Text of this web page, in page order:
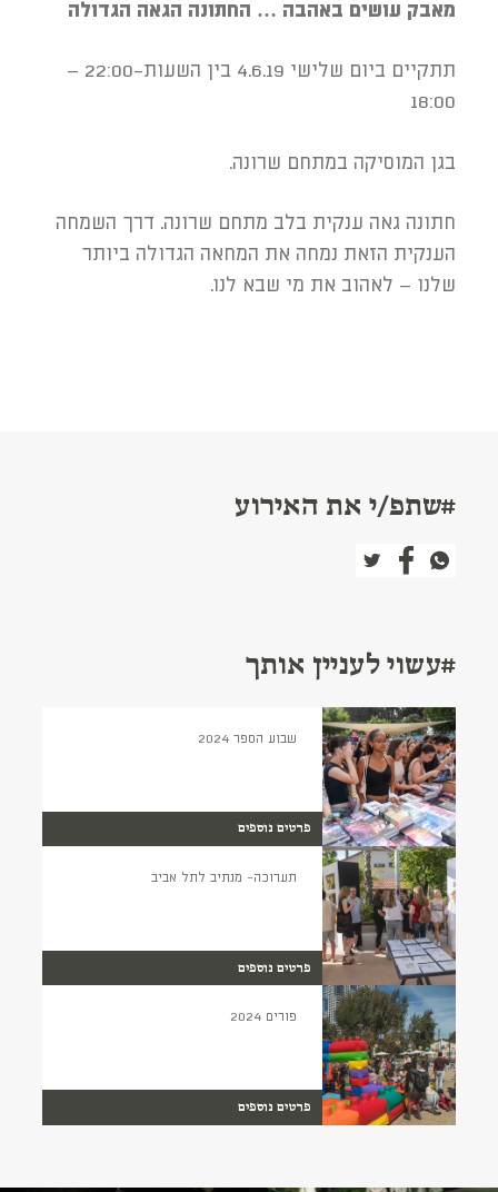
מאבק עושים באהבה … החתונה הגאה הגדולה
תתקיים ביום שלישי 4.6.19 בין השעות-22:00 –
18:00
בגן המוסיקה במתחם שרונה.
חתונה גאה ענקית בלב מתחם שרונה. דרך השמחה
הענקית הזאת נמחה את המחאה הגדולה ביותר
שלנו – לאהוב את מי שבא לנו.
#שתפ/י את האירוע
#עשוי לעניין אותך
שבוע הספר 2024
פרטים נוספים
תערוכה- מנתיב לתל אביב
פרטים נוספים
פורים 2024
פרטים נוספים